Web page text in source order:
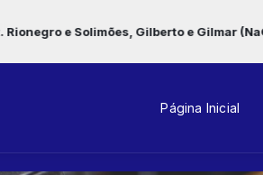
Gilmar (NaChalana2)ESTILO RURAL das
Página Inicial